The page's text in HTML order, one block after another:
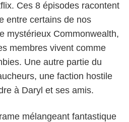
Ces 8 épisodes racontent
entre certains de nos
mystérieux Commonwealth,
membres vivent comme
Une autre partie du
une faction hostile
à Daryl et ses amis.
mélangeant fantastique